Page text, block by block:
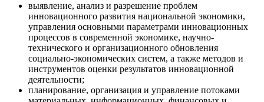
выявление, анализ и разрешение проблем
инновационного развития национальной экономики,
управления основными параметрами инновационных
процессов в современной экономике, научно-
технического и организационного обновления
социально-экономических систем, а также методов и
инструментов оценки результатов инновационной
деятельности;
планирование, организация и управление потоками